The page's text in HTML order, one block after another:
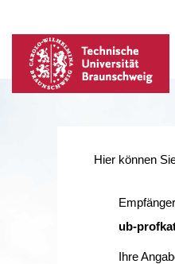
Hier können
ub-
Ihre